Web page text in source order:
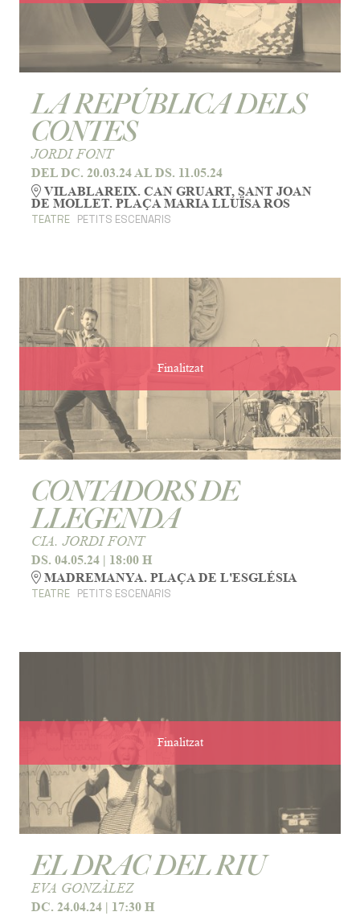
LA REPÚBLICA DELS
CONTES
JORDI FONT
DEL DC. 20.03.24AL DS. 11.05.24
VILABLAREIX. CAN GRUART, SANT JOAN
DE MOLLET. PLAÇA MARIA LLUÏSA ROS
TEATRE PETITS ESCENARIS
Finalitzat
CONTADORS DE
LLEGENDA
CIA. JORDI FONT
DS. 04.05.24 | 18:00 H
MADREMANYA. PLAÇA DE L'ESGLÉSIA
TEATRE PETITS ESCENARIS
Finalitzat
EL DRAC DEL RIU
EVA GONZÀLEZ
DC. 24.04.24 | 17:30 H